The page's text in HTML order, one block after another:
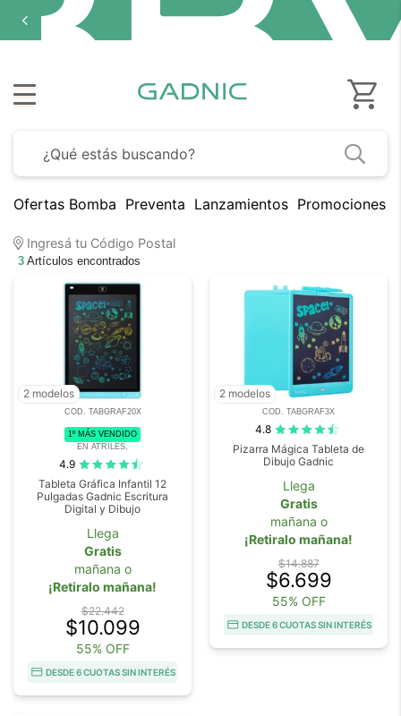
Ofertas Bomba Preventa Lanzamientos Promociones
Ingresá tu Código Postal
3 Artículos encontrados
2 modelos
COD. TABGRAF20X
1º MÁS VENDIDO
EN ATRILES,
4.9
Tableta Gráfica Infantil 12
Pulgadas Gadnic Escritura
Digital y Dibujo
Llega
Gratis
mañana o
¡Retiralo mañana!
$22.442
$10.099
55% OFF
DESDE 6 CUOTAS SIN INTERÉS
2 modelos
COD. TABGRAF3X
4.8
Pizarra Mágica Tableta de
Dibujo Gadnic
Llega
Gratis
mañana o
¡Retiralo mañana!
$14.887
$6.699
55% OFF
DESDE 6 CUOTAS SIN INTERÉS